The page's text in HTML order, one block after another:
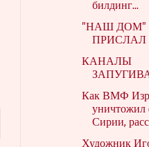
билдинг...
"НАШ ДОМ"
КАНАЛЫ
Как ВМФ
уничтожил
Сирии,
Художник